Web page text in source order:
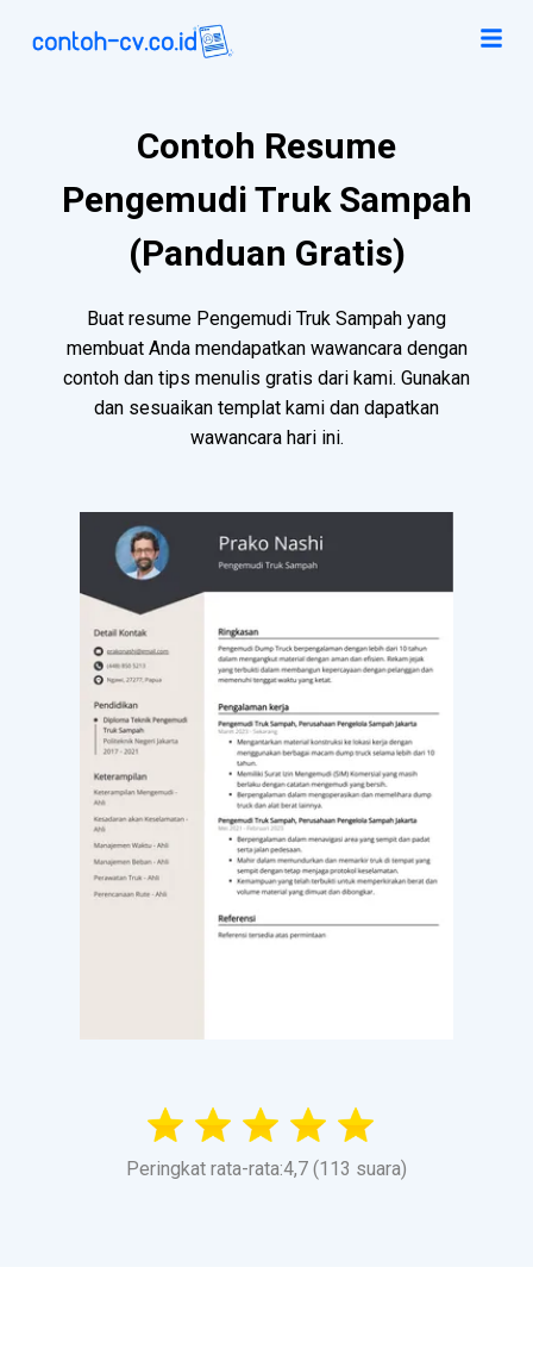
Contoh Resume
Pengemudi Truk Sampah
(Panduan Gratis)
Buat resume Pengemudi Truk Sampah yang
membuat Anda mendapatkan wawancara dengan
contoh dan tips menulis gratis dari kami. Gunakan
dan sesuaikan templat kami dan dapatkan
wawancara hari ini.
Peringkat rata-rata:4,7 (113 suara)